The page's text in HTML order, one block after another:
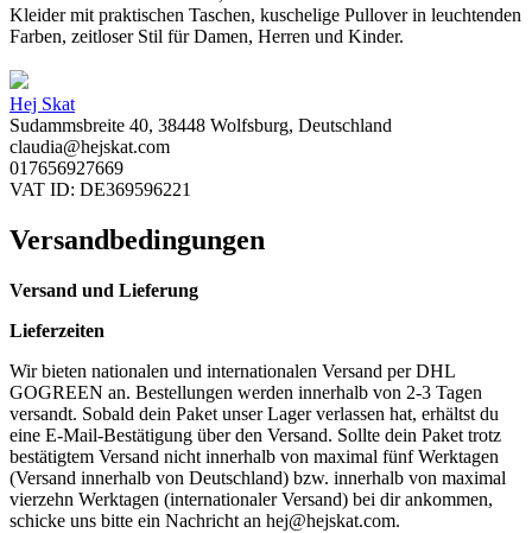
Kleider mit praktischen Taschen, kuschelige Pullover in leuchtenden
Farben, zeitloser Stil für Damen, Herren und Kinder.
Hej Skat
Sudammsbreite 40, 38448 Wolfsburg, Deutschland
claudia@hejskat.com
017656927669
VAT ID: DE369596221
Versandbedingungen
Versand und Lieferung
Lieferzeiten
Wir bieten nationalen und internationalen Versand per DHL
GOGREEN an. Bestellungen werden innerhalb von 2-3 Tagen
versandt. Sobald dein Paket unser Lager verlassen hat, erhältst du
eine E-Mail-Bestätigung über den Versand. Sollte dein Paket trotz
bestätigtem Versand nicht innerhalb von maximal fünf Werktagen
(Versand innerhalb von Deutschland) bzw. innerhalb von maximal
vierzehn Werktagen (internationaler Versand) bei dir ankommen,
schicke uns bitte ein Nachricht an hej@hejskat.com.